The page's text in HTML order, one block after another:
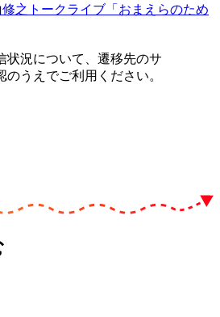
之トークライブ「おまえらのため
況について、遷移先のサ
うえでご利用ください。